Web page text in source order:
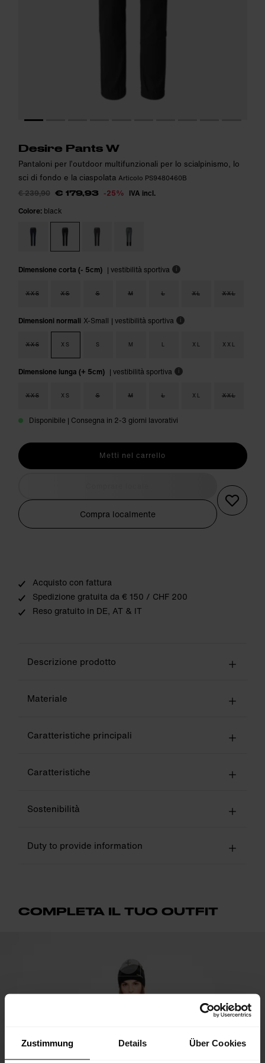
Zustimmung Details Über Cookies
Desire Pants W
Pantaloni per l’outdoor multifunzionali per lo scialpinismo, lo
sci di fondo e la ciaspolata Articolo PS9480460B
€ 239,90 € 179,93 -25% IVA incl.
Colore: black
Dimensione corta (- 5cm) | vestibilità sportiva i
XXS XS S M L XL XXL
Dimensioni normali X-Small | vestibilità sportiva i
XXS XS S M L XL XXL
Dimensione lunga (+ 5cm) | vestibilità sportiva i
XXS XS S M L XL XXL
Disponibile | Consegna in 2-3 giorni lavorativi
Metti nel carrello
Compra localmente
Acquisto con fattura
Spedizione gratuita da € 150 / CHF 200
Reso gratuito in DE, AT & IT
Descrizione prodotto
Materiale
Caratteristiche principali
Caratteristiche
Sostenibilità
Duty to provide information
COMPLETA IL TUO OUTFIT